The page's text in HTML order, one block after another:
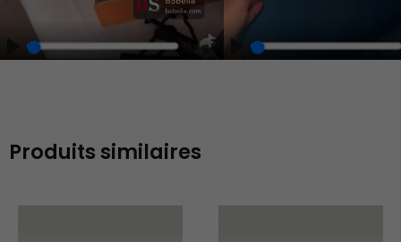
Play Unmute
Enter
Produits similaires